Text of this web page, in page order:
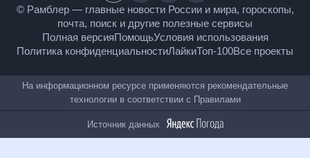
© Рамблер — главные новости России и мира,
гороскопы, почта, поиск и другие полезные сервисы
Полная версияПомощьУсловия использования
Политика конфиденциальностиЛайкиТоп-100
На информационном ресурсе применяются
рекомендательные технологии в соответствии сПравилами
Источник данных